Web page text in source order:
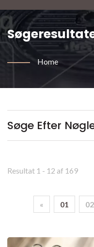
Metalgaver
Home
Søge Efter
Resultat 1 - 12 af 169
« 01 02